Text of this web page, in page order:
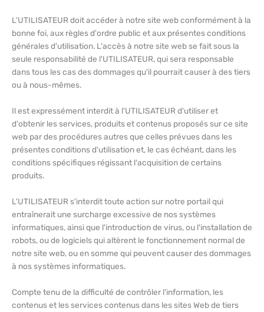
L'UTILISATEUR doit accéder à notre site web conformément à la
bonne foi, aux règles d'ordre public et aux présentes conditions
générales d'utilisation. L'accès à notre site web se fait sous la
seule responsabilité de l'UTILISATEUR, qui sera responsable
dans tous les cas des dommages qu'il pourrait causer à des tiers
ou à nous-mêmes.
Il est expressément interdit à l'UTILISATEUR d'utiliser et
d'obtenir les services, produits et contenus proposés sur ce site
web par des procédures autres que celles prévues dans les
présentes conditions d'utilisation et, le cas échéant, dans les
conditions spécifiques régissant l'acquisition de certains
produits.
L'UTILISATEUR s'interdit toute action sur notre portail qui
entraînerait une surcharge excessive de nos systèmes
informatiques, ainsi que l'introduction de virus, ou l'installation de
robots, ou de logiciels qui altèrent le fonctionnement normal de
notre site web, ou en somme qui peuvent causer des dommages
à nos systèmes informatiques.
Compte tenu de la difficulté de contrôler l'information, les
contenus et les services contenus dans les sites Web de tiers